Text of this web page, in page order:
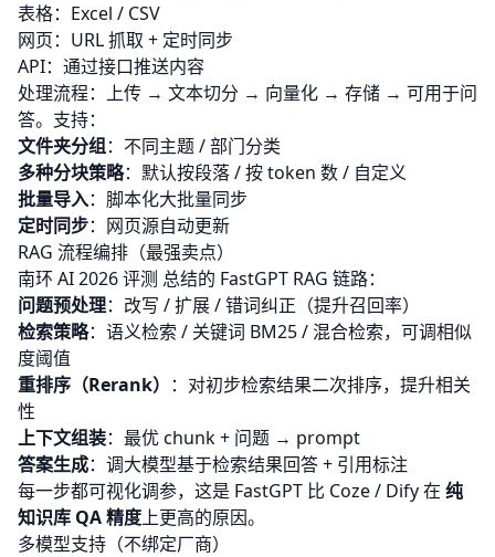
表格：Excel / CSV
网页：URL 抓取 + 定时同步
API：通过接口推送内容
处理流程：上传 → 文本切分 → 向量化 → 存储 → 可用于问
答。支持：
文件夹分组：不同主题 / 部门分类
多种分块策略：默认按段落 / 按 token 数 / 自定义
批量导入：脚本化大批量同步
定时同步：网页源自动更新
RAG 流程编排（最强卖点）
南环 AI 2026 评测 总结的 FastGPT RAG 链路：
问题预处理：改写 / 扩展 / 错词纠正（提升召回率）
检索策略：语义检索 / 关键词 BM25 / 混合检索，可调相似
度阈值
重排序（Rerank） ：对初步检索结果二次排序，提升相关
性
上下文组装：最优 chunk + 问题 → prompt
答案生成：调大模型基于检索结果回答 + 引用标注
每一步都可视化调参，这是 FastGPT 比 Coze / Dify 在 纯
知识库 QA 精度上更高的原因。
多模型支持（不绑定厂商）